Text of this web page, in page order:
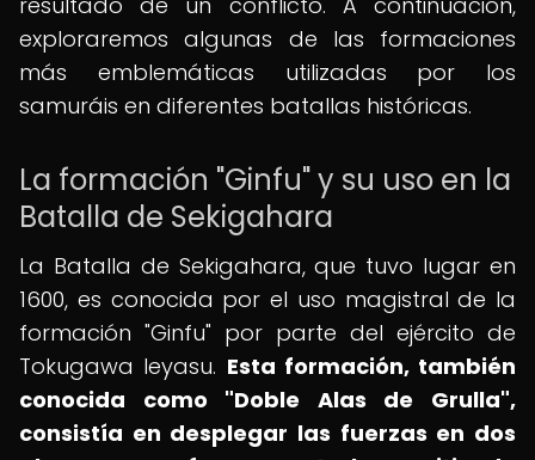
exploraremos algunas de las formaciones
más emblemáticas utilizadas por los
samuráis en diferentes batallas históricas.
La formación "Ginfu" y su uso en la
Batalla de Sekigahara
La Batalla de Sekigahara, que tuvo lugar en
1600, es conocida por el uso magistral de la
formación "Ginfu" por parte del ejército de
Tokugawa Ieyasu. Esta formación, también
conocida como "Doble Alas de Grulla",
consistía en desplegar las fuerzas en dos